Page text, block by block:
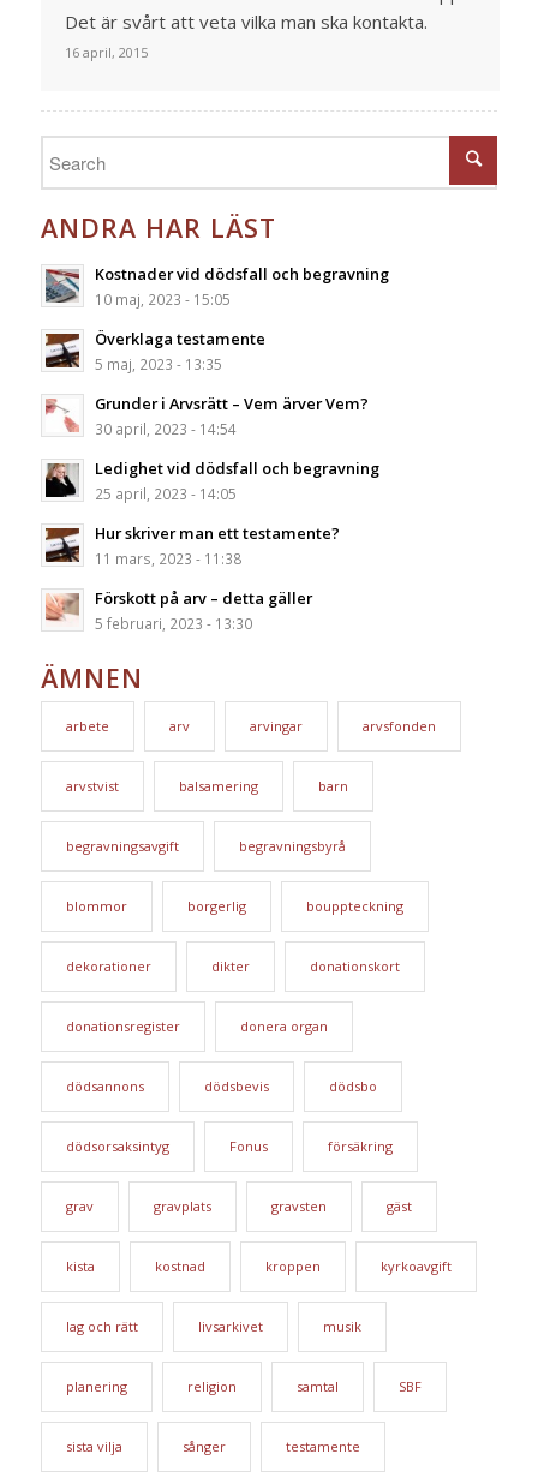
Det är svårt att veta vilka man ska kontakta.
16 april, 2015
ANDRA HAR LÄST
Kostnader vid dödsfall och begravning
10 maj, 2023 - 15:05
Överklaga testamente
5 maj, 2023 - 13:35
Grunder i Arvsrätt – Vem ärver Vem?
30 april, 2023 - 14:54
Ledighet vid dödsfall och begravning
25 april, 2023 - 14:05
Hur skriver man ett testamente?
11 mars, 2023 - 11:38
Förskott på arv – detta gäller
5 februari, 2023 - 13:30
ÄMNEN
arbete arv arvingar arvsfonden
arvstvist balsamering barn
begravningsavgift begravningsbyrå
blommor borgerlig bouppteckning
dekorationer dikter donationskort
donationsregister donera organ
dödsannons dödsbevis dödsbo
dödsorsaksintyg Fonus försäkring
grav gravplats gravsten gäst
kista kostnad kroppen kyrkoavgift
lag och rätt livsarkivet musik
planering religion samtal SBF
sista vilja sånger testamente